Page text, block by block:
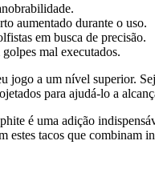
aumentado durante o uso.
em busca de precisão.
mal executados.
jogo a um nível superior.
para ajudá-lo a
é uma adição
estes tacos que combinam